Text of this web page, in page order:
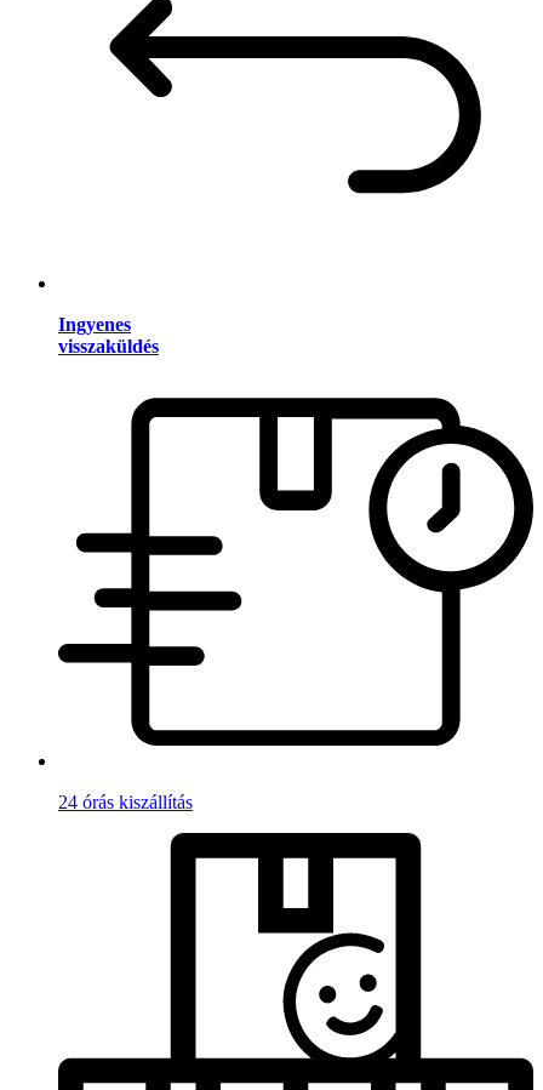
Ingyenes
visszaküldés
24 órás kiszállítás